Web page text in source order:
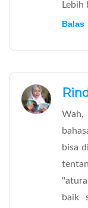
Lebih
Balas
bisa
baik